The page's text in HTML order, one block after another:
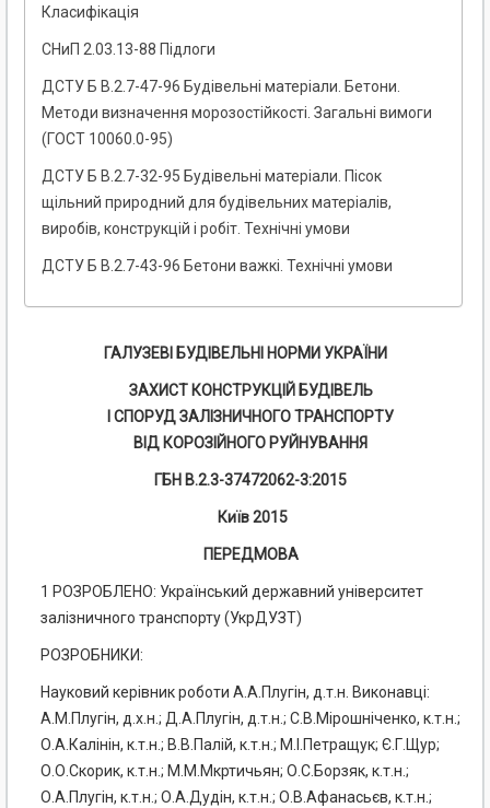
Класифікація
СНиП 2.03.13-88 Підлоги
ДСТУ Б В.2.7-47-96 Будівельні матеріали. Бетони.
Методи визначення морозостiйкостi. Загальні вимоги
(ГОСТ 10060.0-95)
ДСТУ Б В.2.7-32-95 Будівельні матеріали. Пісок
щільний природний для будівельних матеріалів,
виробів, конструкцій і робіт. Технічні умови
ДСТУ Б В.2.7-43-96 Бетони важкі. Технічні умови
ГАЛУЗЕВІ БУДІВЕЛЬНІ НОРМИ УКРАЇНИ
ЗАХИСТ КОНСТРУКЦІЙ БУДІВЕЛЬ
І СПОРУД ЗАЛІЗНИЧНОГО ТРАНСПОРТУ
ВІД КОРОЗІЙНОГО РУЙНУВАННЯ
ГБН В.2.3-37472062-3:2015
Київ 2015
ПЕРЕДМОВА
1 РОЗРОБЛЕНО: Український державний університет
залізничного транспорту (УкрДУЗТ)
РОЗРОБНИКИ:
Науковий керівник роботи А.А.Плугін, д.т.н. Виконавці:
А.М.Плугін, д.х.н.; Д.А.Плугін, д.т.н.; С.В.Мірошніченко, к.т.н.;
О.А.Калінін, к.т.н.; В.В.Палій, к.т.н.; М.І.Петращук; Є.Г.Щур;
О.О.Скорик, к.т.н.; М.М.Мкртичьян; О.С.Борзяк, к.т.н.;
О.А.Плугін, к.т.н.; О.А.Дудін, к.т.н.; О.В.Афанасьєв, к.т.н.;